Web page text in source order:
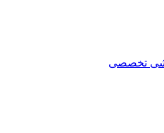
تخصصی